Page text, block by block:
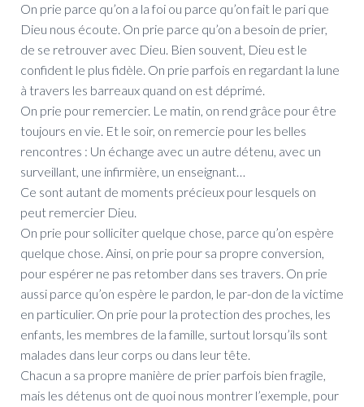
On prie parce qu’on a la foi ou parce qu’on fait le pari que
Dieu nous écoute. On prie parce qu’on a besoin de prier,
de se retrouver avec Dieu. Bien souvent, Dieu est le
confident le plus fidèle. On prie parfois en regardant la lune
à travers les barreaux quand on est déprimé.
On prie pour remercier. Le matin, on rend grâce pour être
toujours en vie. Et le soir, on remercie pour les belles
rencontres : Un échange avec un autre détenu, avec un
surveillant, une infirmière, un enseignant…
Ce sont autant de moments précieux pour lesquels on
peut remercier Dieu.
On prie pour solliciter quelque chose, parce qu’on espère
quelque chose. Ainsi, on prie pour sa propre conversion,
pour espérer ne pas retomber dans ses travers. On prie
aussi parce qu’on espère le pardon, le par-don de la victime
en particulier. On prie pour la protection des proches, les
enfants, les membres de la famille, surtout lorsqu’ils sont
malades dans leur corps ou dans leur tête.
Chacun a sa propre manière de prier parfois bien fragile,
mais les détenus ont de quoi nous montrer l’exemple, pour